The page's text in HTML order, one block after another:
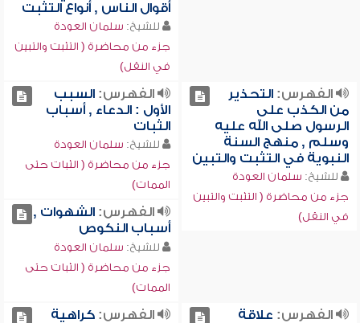
أقوال الناس , أنواع التثبت
للشيخ: سلمان العودة
جزء من محاضرة ( التثبت والتبين
في النقل)
الفهرس:التحذير
من الكذب على
الرسول صلى الله عليه
وسلم , منهج السنة
النبوية في التثبت والتبين
للشيخ: سلمان العودة
جزء من محاضرة ( التثبت والتبين
في النقل)
الفهرس:السبب
الأول : الدعاء , أسباب
الثبات
للشيخ: سلمان العودة
جزء من محاضرة ( الثبات حتى
الممات)
الفهرس:الشهوات ,
أسباب النكوص
للشيخ: سلمان العودة
جزء من محاضرة ( الثبات حتى
الممات)
الفهرس: علاقة
الفهرس:كراهية